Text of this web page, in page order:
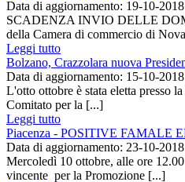
Data di aggiornamento: 19-10-2018
SCADENZA INVIO DELLE
della Camera di commercio di
Leggi tutto
Bolzano, Crazzolara nuova
Data di aggiornamento: 15-10-2018
L'otto ottobre è stata eletta presso
Comitato per la [...]
Leggi tutto
Piacenza - POSITIVE FAMALE
Data di aggiornamento: 23-10-2018
Mercoledì 10 ottobre, alle ore
vincente per la Promozione [...]